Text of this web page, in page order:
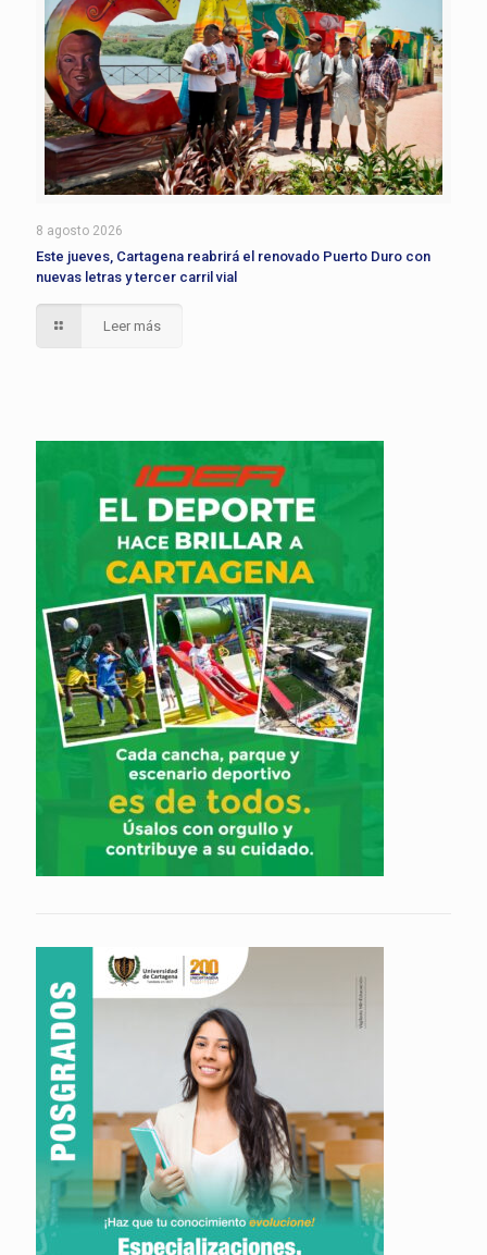
8 agosto 2026
Este jueves, Cartagena reabrirá el renovado Puerto Duro con
nuevas letras y tercer carril vial
Leer más